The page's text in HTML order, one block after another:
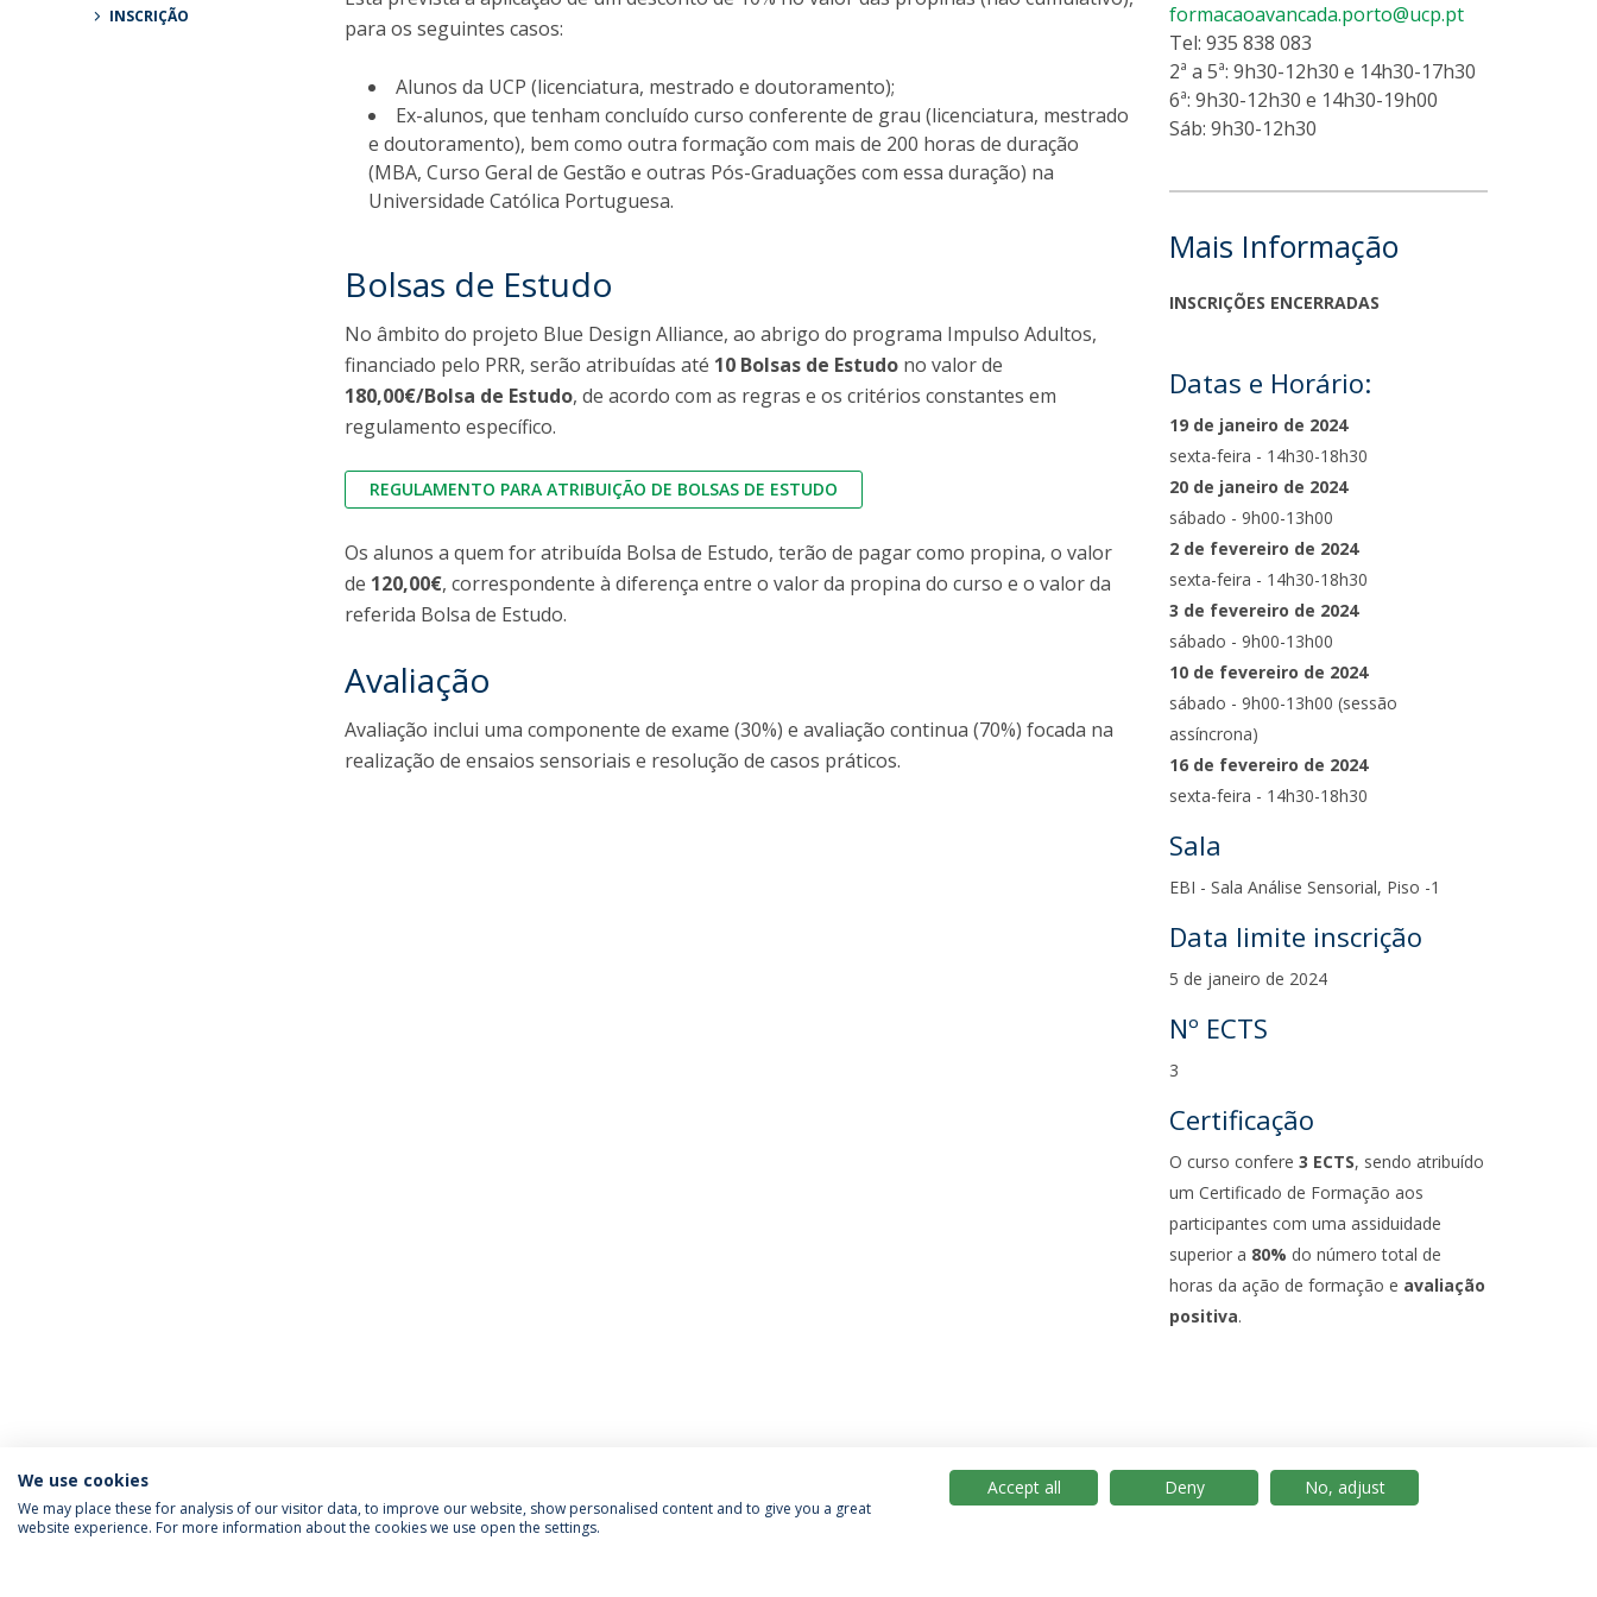
Pós-Graduações
Formação Avançada
Parcerias Estratégicas
Clube de Inovação e Conhecimento
Bio & Tec: Cientista por um dia
Conferências em Biotecnologia
Tertúlias na Biotecnologia
Jornadas de Biotecnologia
Laboratório Nacional de Referência para Materiais &
e Embalagens
INSCRIÇÃO
para os seguintes casos:
Alunos da UCP (licenciatura, mestrado e doutoramento);
Ex-alunos, que tenham concluído curso conferente de grau (licenciatura, mestrado
e doutoramento), bem como outra formação com mais de 200 horas de duração
(MBA, Curso Geral de Gestão e outras Pós-Graduações com essa duração) na
Universidade Católica Portuguesa.
Bolsas de Estudo
No âmbito do projeto Blue Design Alliance, ao abrigo do programa Impulso Adultos,
financiado pelo PRR, serão atribuídas até 10 Bolsas de Estudo no valor de
180,00€/Bolsa de Estudo, de acordo com as regras e os critérios constantes em
regulamento específico.
REGULAMENTO PARA ATRIBUIÇÃO DE BOLSAS DE ESTUDO
Os alunos a quem for atribuída Bolsa de Estudo, terão de pagar como propina, o valor
de 120,00€, correspondente à diferença entre o valor da propina do curso e o valor da
referida Bolsa de Estudo.
Avaliação
Avaliação inclui uma componente de exame (30%) e avaliação continua (70%) focada na
realização de ensaios sensoriais e resolução de casos práticos.
formacaoavancada.porto@ucp.pt
Tel: 935 838 083
2ª a 5ª: 9h30-12h30 e 14h30-17h30
6ª: 9h30-12h30 e 14h30-19h00
Sáb: 9h30-12h30
Mais Informação
INSCRIÇÕES ENCERRADAS
Datas e Horário:
19 de janeiro de 2024
sexta-feira - 14h30-18h30
20 de janeiro de 2024
sábado - 9h00-13h00
2 de fevereiro de 2024
sexta-feira - 14h30-18h30
3 de fevereiro de 2024
sábado - 9h00-13h00
10 de fevereiro de 2024
sábado - 9h00-13h00 (sessão
assíncrona)
16 de fevereiro de 2024
sexta-feira - 14h30-18h30
Sala
EBI - Sala Análise Sensorial, Piso -1
Data limite inscrição
5 de janeiro de 2024
Nº ECTS
3
Certificação
O curso confere3 ECTS, sendo atribuído
um Certificado de Formação aos
participantes com uma assiduidade
superior a 80% do número total de
horas da ação de formação e avaliação
positiva.
We use cookies
We may place these for analysis of our visitor data, to improve our website, show personalised content and to give you a great
website experience. For more information about the cookies we use open the settings.
Accept all Deny No, adjust